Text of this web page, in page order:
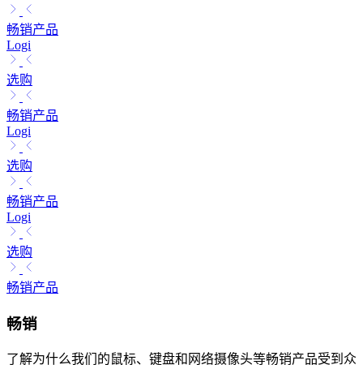
畅销产品
Logi
选购
畅销产品
Logi
选购
畅销产品
Logi
选购
畅销产品
畅销
了解为什么我们的鼠标、键盘和网络摄像头等畅销产品受到众